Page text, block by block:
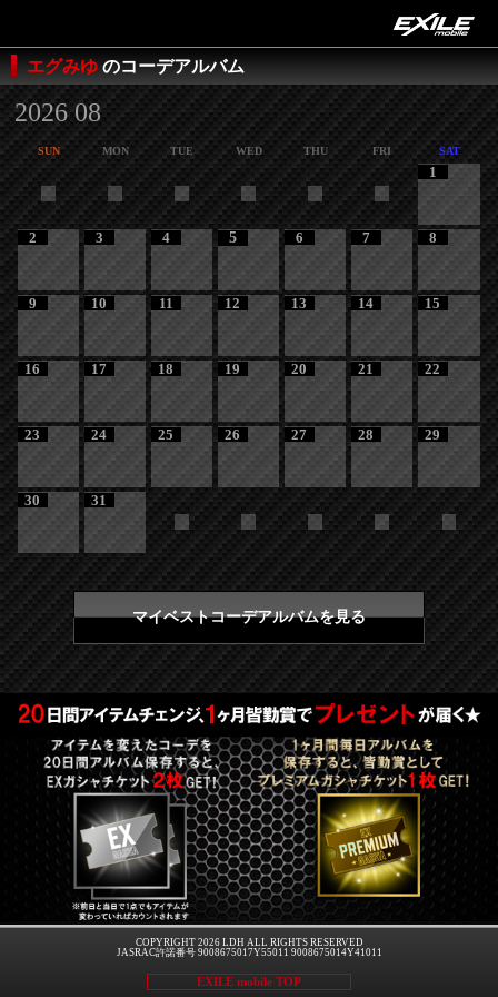
エグみゆ のコーデアルバム
2026 08
SUN MON TUE WED THU FRI SAT
1
2 3 4 5 6 7 8
9 10 11 12 13 14 15
16 17 18 19 20 21 22
23 24 25 26 27 28 29
30 31
マイベストコーデアルバムを見る
COPYRIGHT 2026 LDH ALL RIGHTS RESERVED
JASRAC許諾番号 9008675017Y55011 9008675014Y41011
EXILE mobile TOP